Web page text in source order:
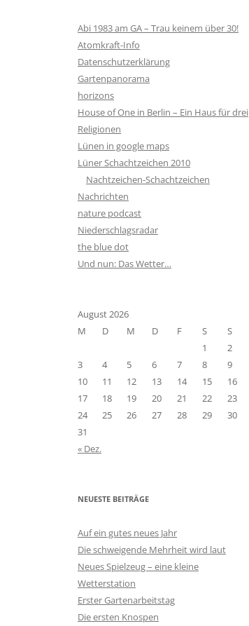
Abi 1983 am GA – Trau keinem über 30!
Atomkraft-Info
Datenschutzerklärung
Gartenpanorama
horizons
House of One in Berlin – Ein Haus für drei
Religionen
Lünen in google maps
Lüner Schachtzeichen 2010
Nachtzeichen-Schachtzeichen
Nachrichten
nature podcast
Niederschlagsradar
the blue dot
Und nun: Das Wetter…
August 2026
M
D M D F S
S
1
2
3
4 5 6 7 8
9
10
11 12 13 14 15
16
17
18 19 20 21 22
23
24
25 26 27 28 29
30
31
« Dez.
NEUESTE BEITRÄGE
Auf ein gutes neues Jahr
Die schweigende Mehrheit wird laut
Neues Spielzeug – eine kleine
Wetterstation
Erster Gartenarbeitstag
Die ersten Knospen